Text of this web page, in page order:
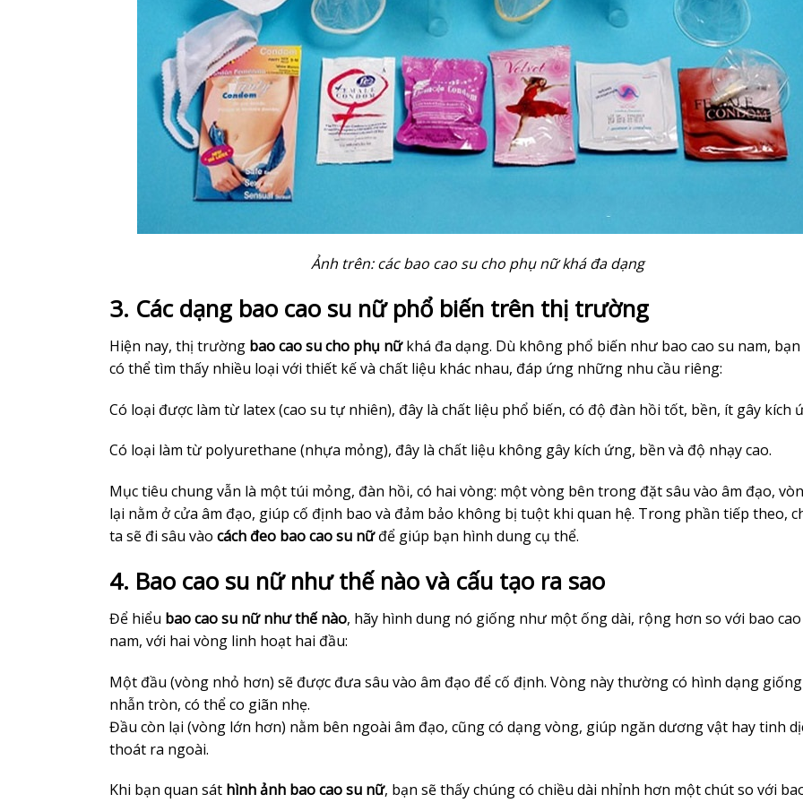
Ảnh trên: các bao cao su cho phụ nữ khá đa dạng
3. Các dạng bao cao su nữ phổ biến trên thị trường
Hiện nay, thị trường bao cao su cho phụ nữkhá đa dạng. Dù không phổ biến như bao cao su nam,
có thể tìm thấy nhiều loại với thiết kế và chất liệu khác nhau, đáp ứng những nhu cầu riêng:
Có loại được làm từ latex (cao su tự nhiên), đây là chất liệu phổ biến, có độ đàn hồi tốt, bền, ít gây kích
Có loại làm từ polyurethane (nhựa mỏng), đây là chất liệu không gây kích ứng, bền và độ nhạy cao.
Mục tiêu chung vẫn là một túi mỏng, đàn hồi, có hai vòng: một vòng bên trong đặt sâu vào âm đạo,
lại nằm ở cửa âm đạo, giúp cố định bao và đảm bảo không bị tuột khi quan hệ. Trong phần tiếp theo,
ta sẽ đi sâu vào cách đeo bao cao su nữđể giúp bạn hình dung cụ thể.
4. Bao cao su nữ như thế nào và cấu tạo ra sao
Để hiểu bao cao su nữ như thế nào, hãy hình dung nó giống như một ống dài, rộng hơn so với bao
nam, với hai vòng linh hoạt hai đầu:
Một đầu (vòng nhỏ hơn) sẽ được đưa sâu vào âm đạo để cố định. Vòng này thường có hình dạng
nhẫn tròn, có thể co giãn nhẹ.
Đầu còn lại (vòng lớn hơn) nằm bên ngoài âm đạo, cũng có dạng vòng, giúp ngăn dương vật hay tinh
thoát ra ngoài.
Khi bạn quan sát hình ảnh bao cao su nữ, bạn sẽ thấy chúng có chiều dài nhỉnh hơn một chút so với